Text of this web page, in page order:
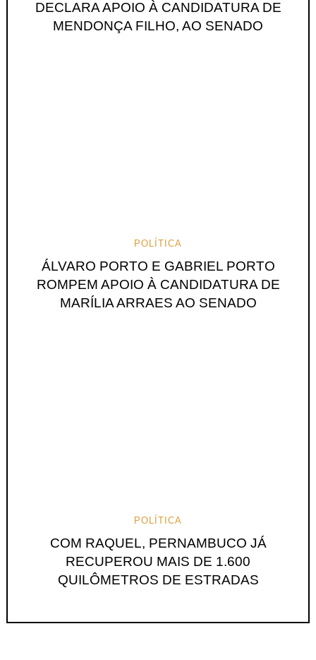
DECLARA APOIO À CANDIDATURA DE
MENDONÇA FILHO, AO SENADO
POLÍTICA
ÁLVARO PORTO E GABRIEL PORTO
ROMPEM APOIO À CANDIDATURA DE
MARÍLIA ARRAES AO SENADO
POLÍTICA
COM RAQUEL, PERNAMBUCO JÁ
RECUPEROU MAIS DE 1.600
QUILÔMETROS DE ESTRADAS